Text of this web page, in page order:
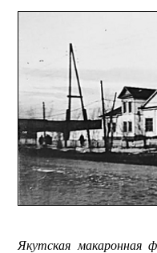
Якутская макаронная